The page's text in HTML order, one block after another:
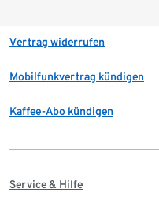
Vertrag widerrufen
Mobilfunkvertrag kündigen
Kaffee-Abo kündigen
Service & Hilfe